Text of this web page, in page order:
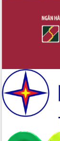
Đắk Lắk: Tôn vinh
thi Sáng tạo Kỹ
Đắk Lắk rà soát,
Phó Chủ tịch UBND
Trương Công Thái
Dự án cao tốc Khánh
Thuột
Định vị cà phê Việt
sản sống” trong
Xây dựng nông thôn